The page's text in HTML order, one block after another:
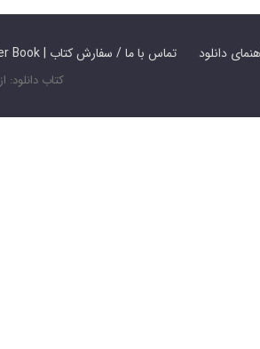
Contact Us / Order Book | تماس با ما / سفارش کتاب دانلود
کتاب دانلود: از 1391 تا کنون - تمامی حقوق محفوظ است